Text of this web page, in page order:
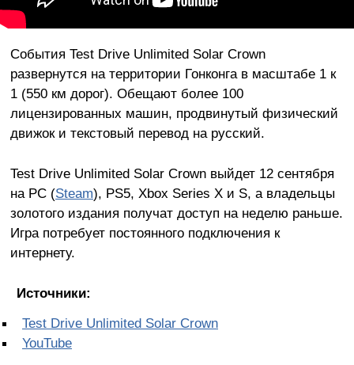
События Test Drive Unlimited Solar Crown
развернутся на территории Гонконга в масштабе 1 к
1 (550 км дорог). Обещают более 100
лицензированных машин, продвинутый физический
движок и текстовый перевод на русский.
Test Drive Unlimited Solar Crown выйдет 12 сентября
на PC (Steam), PS5, Xbox Series X и S, а владельцы
золотого издания получат доступ на неделю раньше.
Игра потребует постоянного подключения к
интернету.
Источники:
Test Drive Unlimited Solar Crown
YouTube